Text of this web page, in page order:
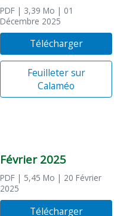
PDF | 3,39 Mo | 01
Décembre 2025
Télécharger
Feuilleter sur
Calaméo
Février 2025
PDF | 5,45 Mo | 20 Février
2025
Télécharger